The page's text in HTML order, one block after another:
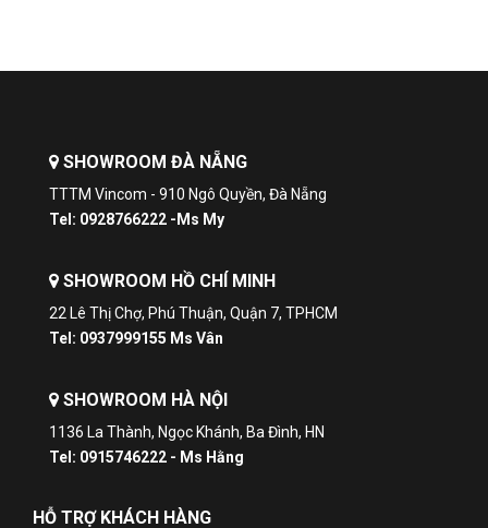
SHOWROOM ĐÀ NẴNG
TTTM Vincom - 910 Ngô Quyền, Đà Nẵng
Tel: 0928766222 -Ms My
SHOWROOM HỒ CHÍ MINH
22 Lê Thị Chợ, Phú Thuận, Quận 7, TPHCM
Tel: 0937999155 Ms Vân
SHOWROOM HÀ NỘI
1136 La Thành, Ngọc Khánh, Ba Đình, HN
Tel: 0915746222 - Ms Hằng
HỖ TRỢ KHÁCH HÀNG